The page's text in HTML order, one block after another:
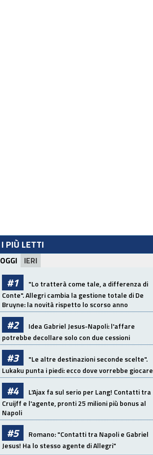
I PIÙ LETTI
OGGI IERI
#1 "Lo tratterà come tale, a differenza di
Conte". Allegri cambia la gestione totale di De
Bruyne: la novità rispetto lo scorso anno
#2 Idea Gabriel Jesus-Napoli: l'affare
potrebbe decollare solo con due cessioni
#3 "Le altre destinazioni seconde scelte".
Lukaku punta i piedi: ecco dove vorrebbe giocare
#4 L'Ajax fa sul serio per Lang! Contatti tra
Cruijff e l'agente, pronti 25 milioni più bonus al
Napoli
#5 Romano: "Contatti tra Napoli e Gabriel
Jesus! Ha lo stesso agente di Allegri"